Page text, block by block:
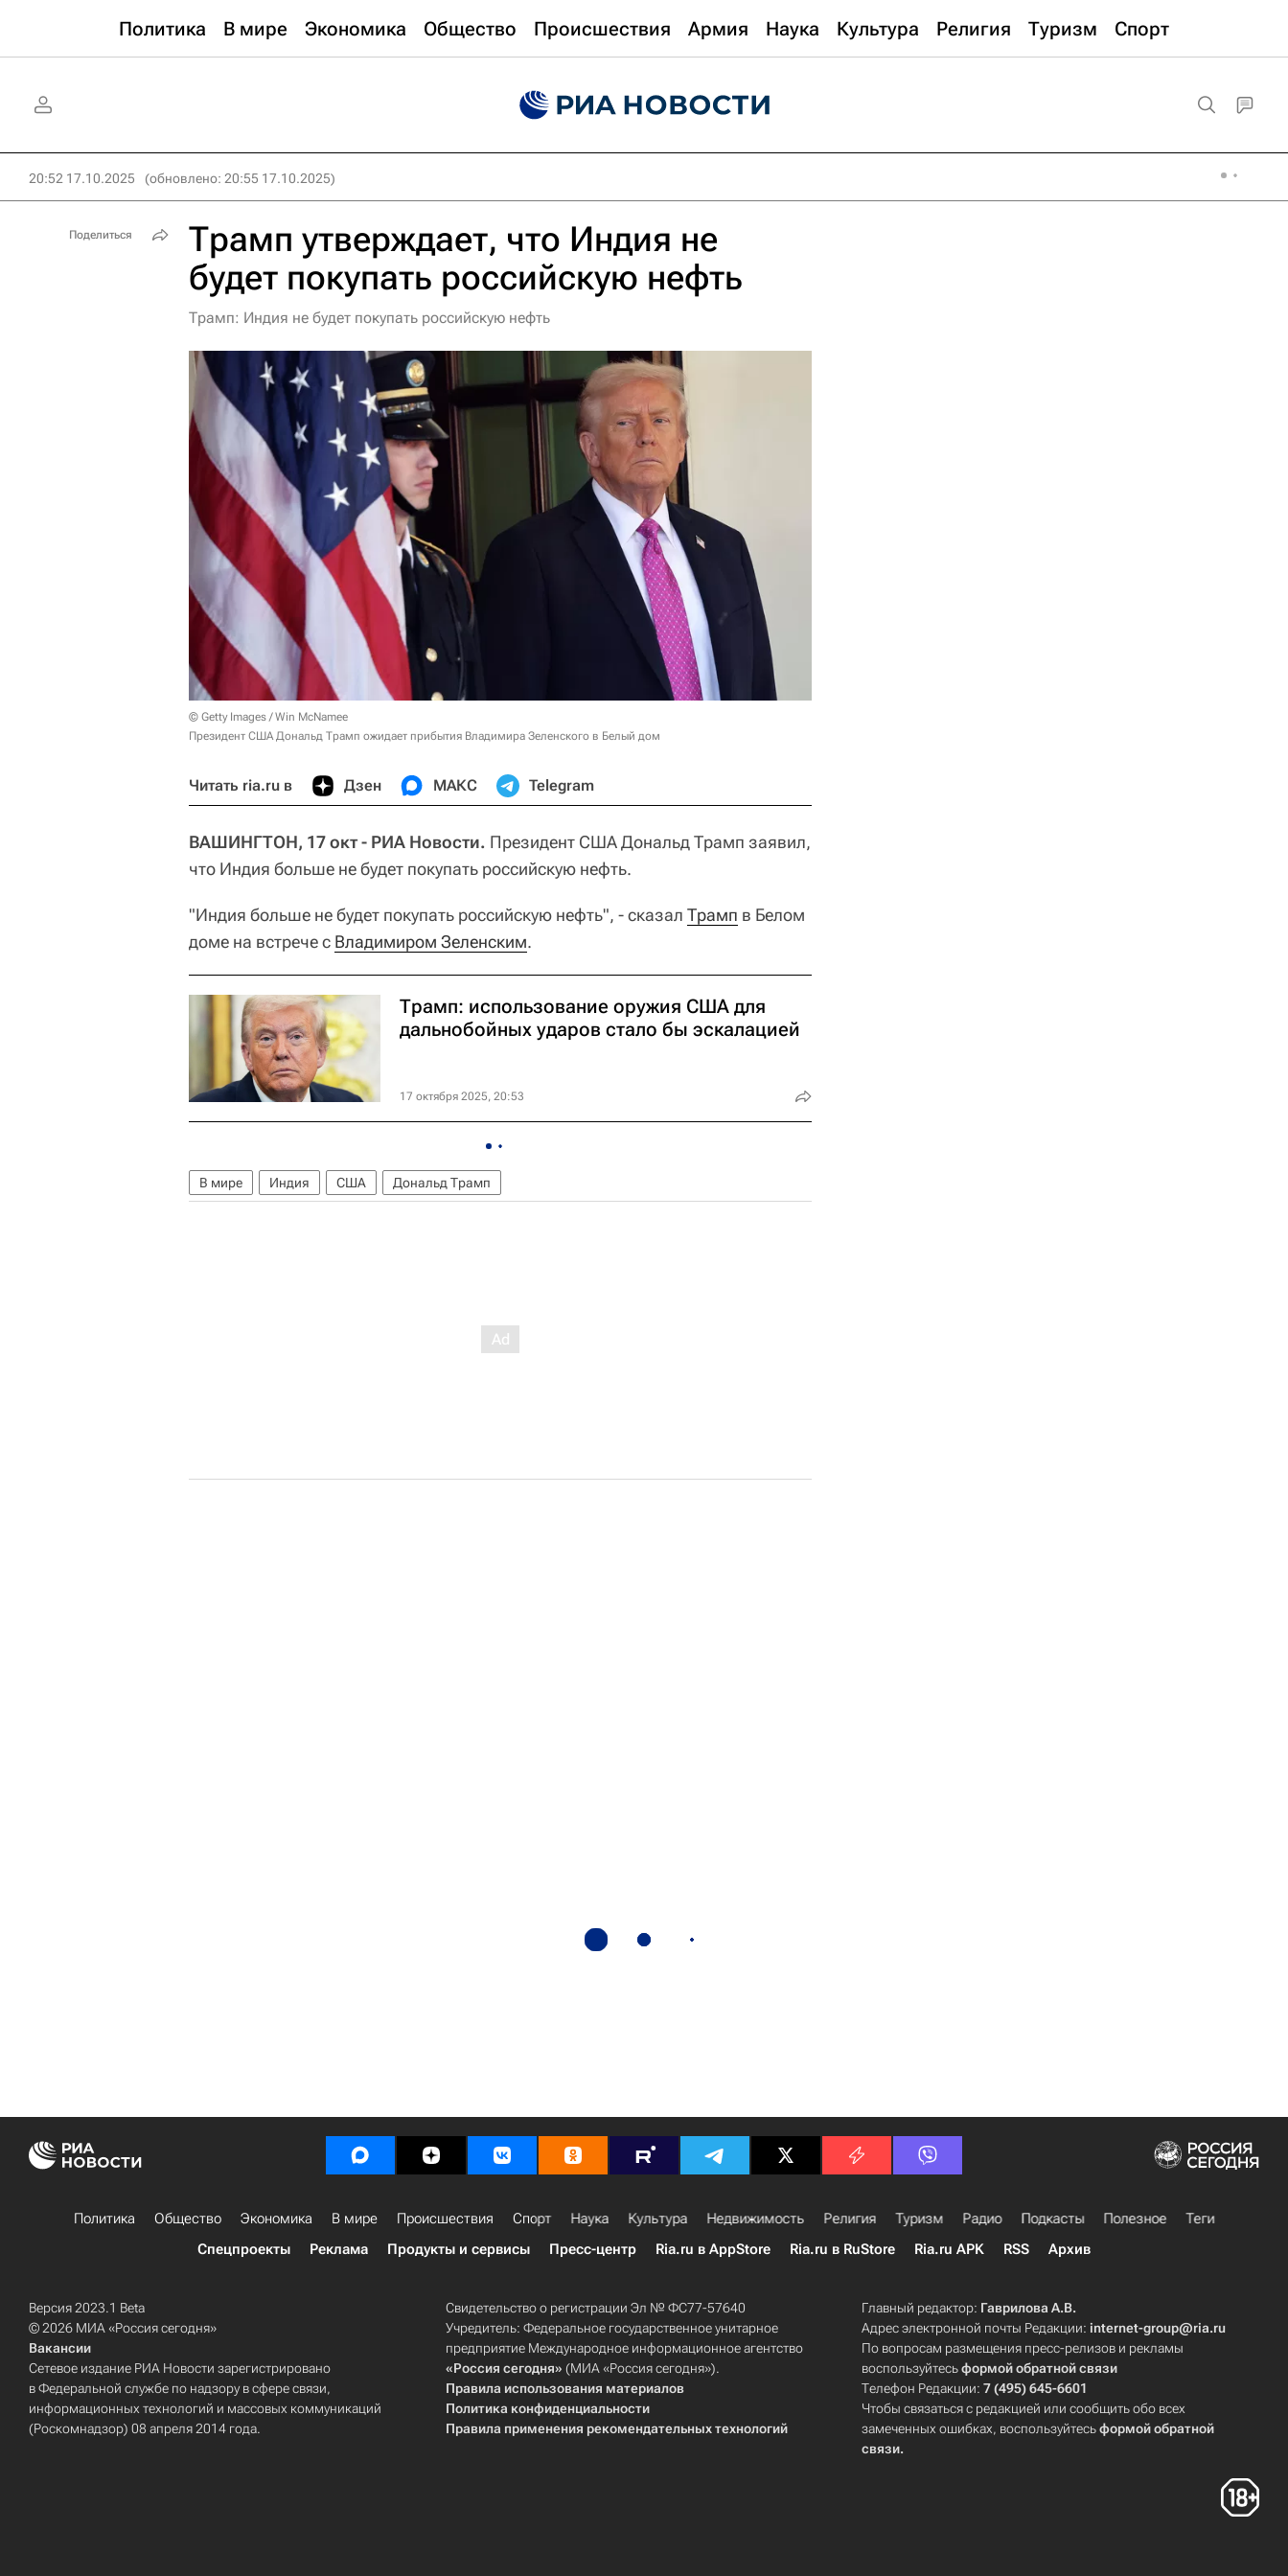
Политика В мире Экономика Общество Происшествия Армия Наука Культура Религия Туризм Спорт
20:52 17.10.2025 (обновлено: 20:55 17.10.2025)
Трамп утверждает, что Индия не
будет покупать российскую нефть
Трамп: Индия не будет покупать российскую нефть
© Getty Images / Win McNamee
Президент США Дональд Трамп ожидает прибытия Владимира Зеленского в Белый дом
Читать ria.ru в Дзен МАКС Telegram
ВАШИНГТОН, 17 окт - РИА Новости. Президент США Дональд Трамп заявил,
что Индия больше не будет покупать российскую нефть.
"Индия больше не будет покупать российскую нефть", - сказал Трамп в Белом
доме на встрече с Владимиром Зеленским.
Трамп: использование оружия США для
дальнобойных ударов стало бы эскалацией
17 октября 2025, 20:53
В мире Индия США Дональд Трамп
Поделиться
Политика Общество Экономика В мире Происшествия Спорт Наука Культура Недвижимость Религия Туризм Радио Подкасты Полезное
Теги
Спецпроекты
Реклама Продукты и сервисы Пресс-центр Ria.ru в AppStore Ria.ru в RuStore Ria.ru APK RSS Архив
Версия 2023.1 Beta
© 2026 МИА «Россия сегодня»
Вакансии
Сетевое издание РИА Новости зарегистрировано
в Федеральной службе по надзору в сфере связи,
информационных технологий и массовых коммуникаций
(Роскомнадзор) 08 апреля 2014 года.
Свидетельство о регистрации Эл № ФС77-57640
Учредитель: Федеральное государственное унитарное
предприятие Международное информационное агентство
«Россия сегодня» (МИА «Россия сегодня»).
Правила использования материалов
Политика конфиденциальности
Правила применения рекомендательных технологий
Главный редактор: Гаврилова А.В.
Адрес электронной почты Редакции:internet-group@ria.ru
По вопросам размещения пресс-релизов и рекламы
воспользуйтесьформой обратной связи
Телефон Редакции:7 (495) 645-6601
Чтобы связаться с редакцией или сообщить обо всех
замеченных ошибках, воспользуйтесьформой обратной
связи.